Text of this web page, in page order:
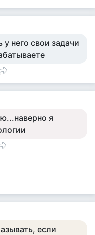
него свои задачи
я
если